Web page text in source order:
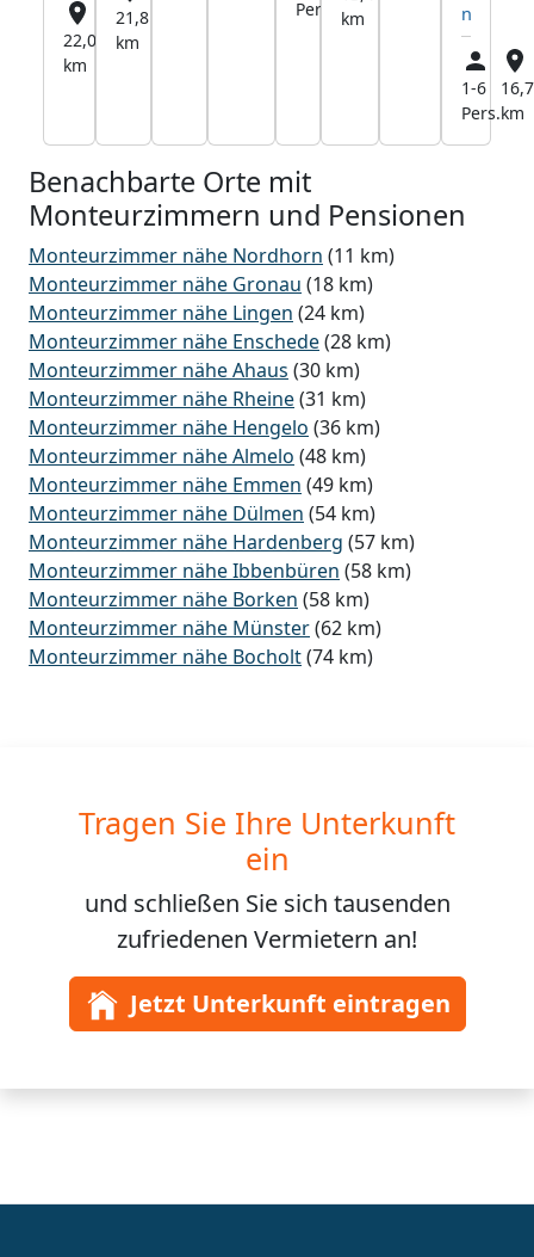
22,0
km
21,8
km
Pers.
km
km
n
1-6
Pers.
16,7
km
Benachbarte Orte mit
Monteurzimmern und Pensionen
Monteurzimmer nähe Nordhorn (11 km)
Monteurzimmer nähe Gronau (18 km)
Monteurzimmer nähe Lingen (24 km)
Monteurzimmer nähe Enschede(28 km)
Monteurzimmer nähe Ahaus (30 km)
Monteurzimmer nähe Rheine(31 km)
Monteurzimmer nähe Hengelo (36 km)
Monteurzimmer nähe Almelo (48 km)
Monteurzimmer nähe Emmen (49 km)
Monteurzimmer nähe Dülmen (54 km)
Monteurzimmer nähe Hardenberg (57 km)
Monteurzimmer nähe Ibbenbüren (58 km)
Monteurzimmer nähe Borken (58 km)
Monteurzimmer nähe Münster(62 km)
Monteurzimmer nähe Bocholt(74 km)
Tragen Sie Ihre Unterkunft
ein
und schließen Sie sich tausenden
zufriedenen Vermietern an!
Jetzt Unterkunft eintragen